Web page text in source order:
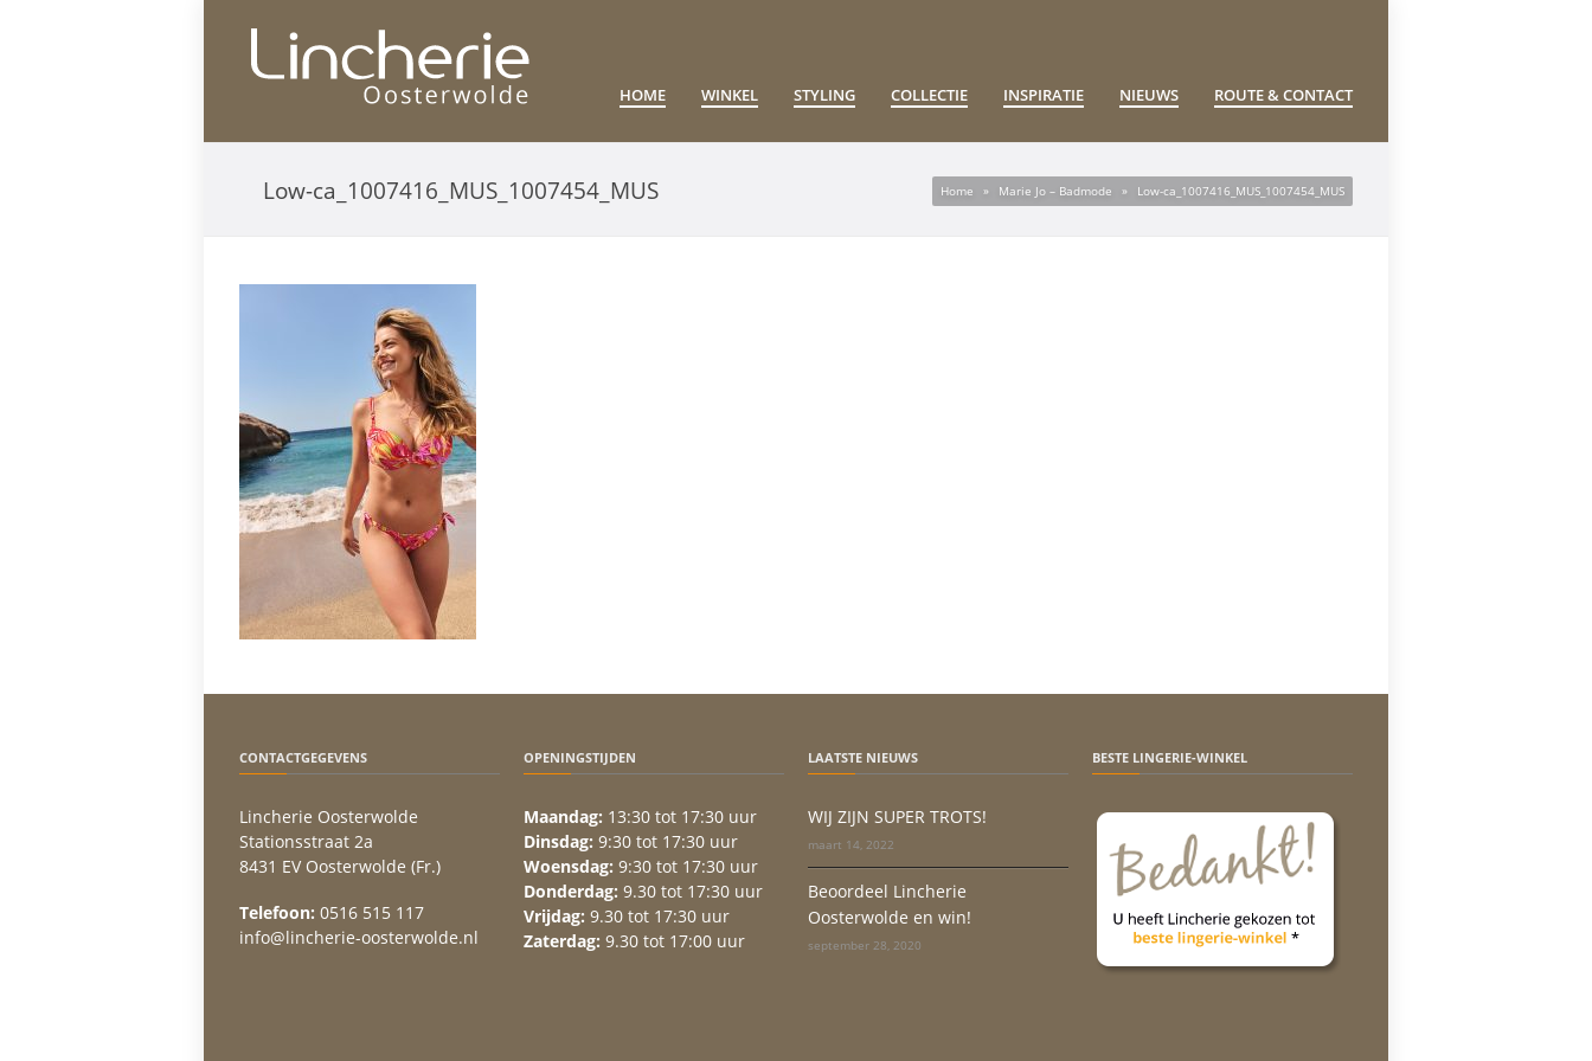
HOME WINKEL STYLING COLLECTIE INSPIRATIE NIEUWS ROUTE & CONTACT
Low-ca_1007416_MUS_1007454_MUS Home » Marie Jo – Badmode » Low-ca_1007416_MUS_1007454_MUS
CONTACTGEGEVENS
Lincherie Oosterwolde
Stationsstraat 2a
8431 EV Oosterwolde (Fr.)
Telefoon: 0516 515 117
info@lincherie-oosterwolde.nl
OPENINGSTIJDEN
Maandag: 13:30 tot 17:30 uur
Dinsdag: 9:30 tot 17:30 uur
Woensdag: 9:30 tot 17:30 uur
Donderdag: 9.30 tot 17:30 uur
Vrijdag: 9.30 tot 17:30 uur
Zaterdag: 9.30 tot 17:00 uur
LAATSTE NIEUWS
WIJ ZIJN SUPER TROTS!
maart 14, 2022
Beoordeel Lincherie
Oosterwolde en win!
september 28, 2020
BESTE LINGERIE-WINKEL